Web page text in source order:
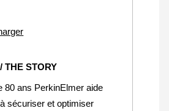
THE STORY
80 ans PerkinElmer aide
sécuriser et optimiser